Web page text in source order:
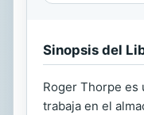
Sinopsis del
Roger Thorpe es
trabaja en el